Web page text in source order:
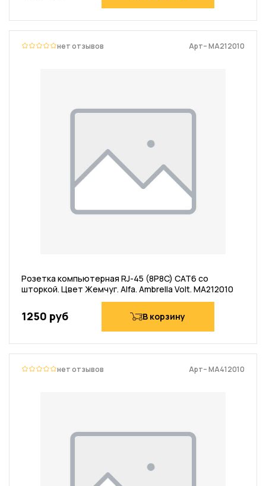
нет отзывов Арт– MA212010
Розетка компьютерная RJ-45 (8P8C) CAT6 со
шторкой. Цвет Жемчуг. Alfa. Ambrella Volt. MA212010
1250 руб В корзину
нет отзывов Арт– MA412010